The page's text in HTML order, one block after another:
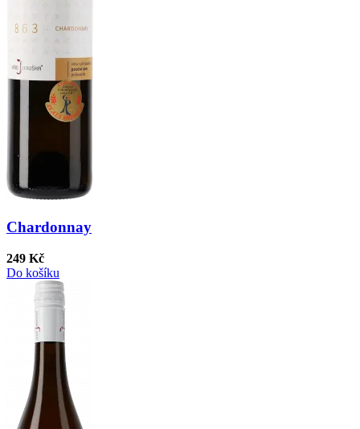
Chardonnay
249 Kč
Do košíku